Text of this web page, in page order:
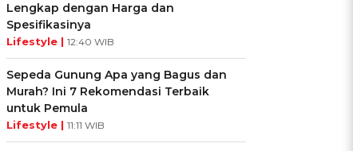
Lengkap dengan Harga dan
Spesifikasinya
Lifestyle | 12:40 WIB
Sepeda Gunung Apa yang Bagus dan
Murah? Ini 7 Rekomendasi Terbaik
untuk Pemula
Lifestyle | 11:11 WIB